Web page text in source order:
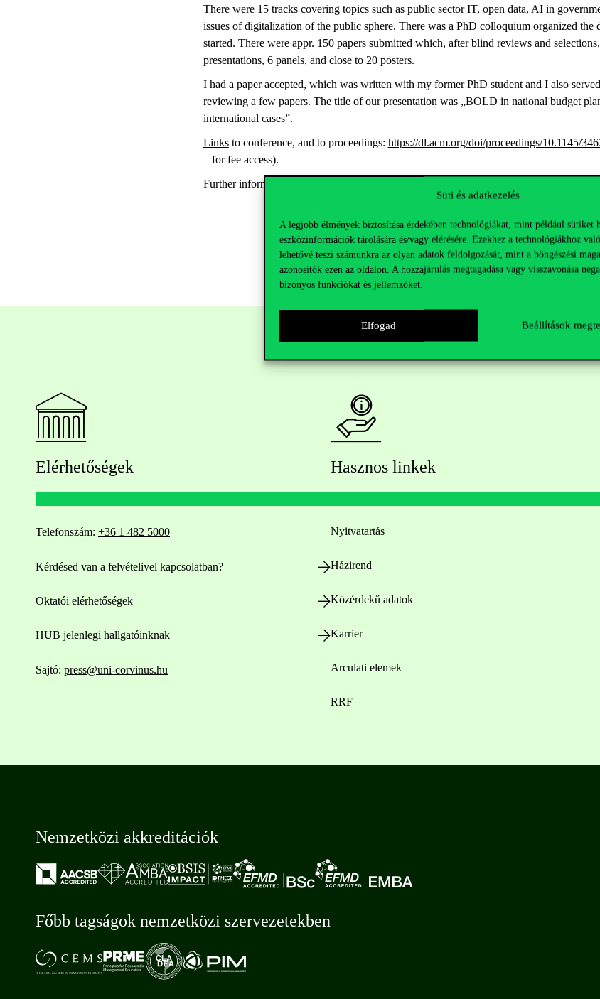
Süti és adatkezelés
A legjobb élmények biztosítása érdekében technológiákat, mint például sütiket
eszközinformációk tárolására és/vagy elérésére. Ezekhez a technológiákhoz
lehetővé teszi számunkra az olyan adatok feldolgozását, mint a böngészési
azonosítók ezen az oldalon. A hozzájárulás megtagadása vagy visszavonása
bizonyos funkciókat és jellemzőket.
Elfogad Beállítások
There were 15 tracks covering topics such as public sector IT, open data, AI in
issues of digitalization of the public sphere. There was a PhD colloquium organized the
started. There were appr. 150 papers submitted which, after blind reviews and
presentations, 6 panels, and close to 20 posters.
I had a paper accepted, which was written with my former PhD student and I also
reviewing a few papers. The title of our presentation was „BOLD in national budget
international cases”.
Linksto conference, and to proceedings: https://dl.acm.org/doi/proceedings/10.1145/
– for fee access).
Further information:
Elérhetőségek
Telefonszám: +36 1 482 5000
Kérdésed van a felvételivel kapcsolatban?
Oktatói elérhetőségek
HUB jelenlegi hallgatóinknak
Sajtó: press@uni-corvinus.hu
Hasznos linkek
Nyitvatartás
Házirend
Közérdekű adatok
Karrier
Arculati elemek
RRF
Nemzetközi akkreditációk
Főbb tagságok nemzetközi szervezetekben